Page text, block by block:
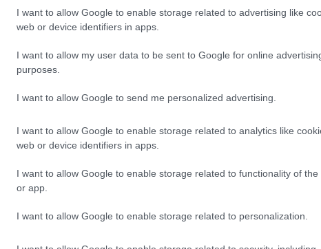
I want to allow Google to enable storage related to advertising like
web or device identifiers in apps.
I want to allow my user data to be sent to Google for online
purposes.
I want to allow Google to send me personalized advertising.
I want to allow Google to enable storage related to analytics like
web or device identifiers in apps.
I want to allow Google to enable storage related to functionality of the
or app.
I want to allow Google to enable storage related to personalization.